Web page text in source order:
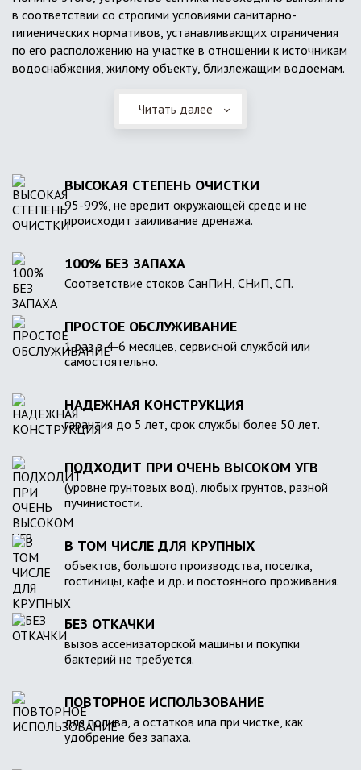
в соответствии со строгими условиями санитарно-
гигиенических нормативов, устанавливающих ограничения
по его расположению на участке в отношении к источникам
водоснабжения, жилому объекту, близлежащим водоемам.
Читать далее
ВЫСОКАЯ СТЕПЕНЬ ОЧИСТКИ
95-99%, не вредит окружающей среде и не
происходит заиливание дренажа.
100% БЕЗ ЗАПАХА
Соответствие стоков СанПиН, СНиП, СП.
ПРОСТОЕ ОБСЛУЖИВАНИЕ
1 раз в 4-6 месяцев, сервисной службой или
самостоятельно.
НАДЕЖНАЯ КОНСТРУКЦИЯ
гарантия до 5 лет, срок службы более 50 лет.
ПОДХОДИТ ПРИ ОЧЕНЬ ВЫСОКОМ УГВ
(уровне грунтовых вод), любых грунтов, разной
пучинистости.
В ТОМ ЧИСЛЕ ДЛЯ КРУПНЫХ
объектов, большого производства, поселка,
гостиницы, кафе и др. и постоянного проживания.
БЕЗ ОТКАЧКИ
вызов ассенизаторской машины и покупки
бактерий не требуется.
ПОВТОРНОЕ ИСПОЛЬЗОВАНИЕ
для полива, а остатков ила при чистке, как
удобрение без запаха.